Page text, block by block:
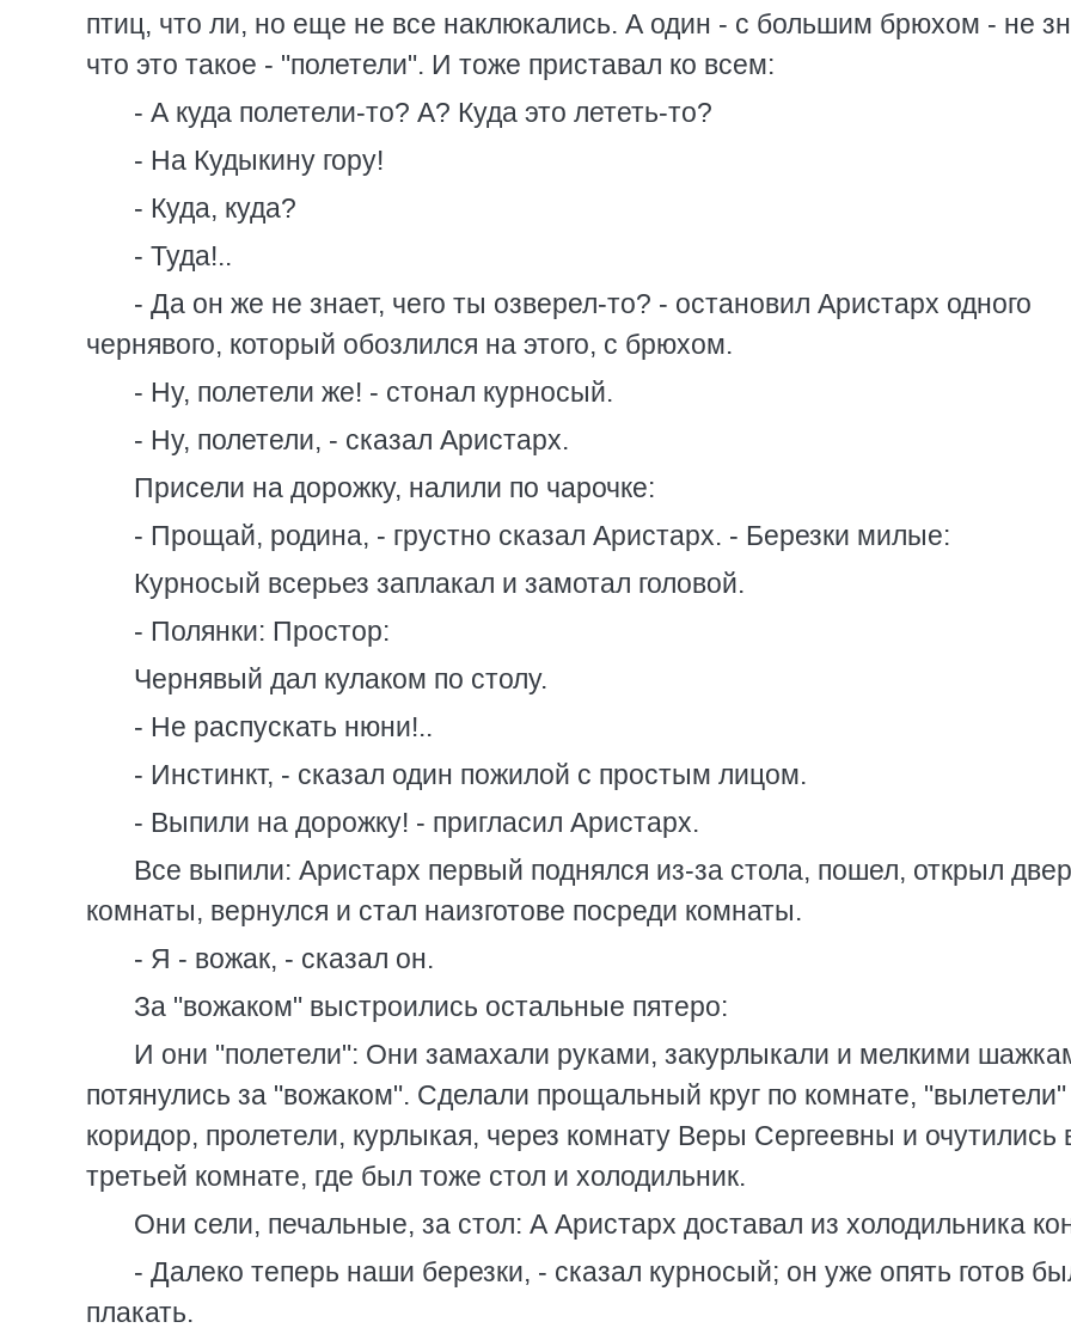
птиц, что ли, но еще не все наклюкались. А один - с большим брюхом - не
что это такое - "полетели". И тоже приставал ко всем:
- А куда полетели-то? А? Куда это лететь-то?
- На Кудыкину гору!
- Куда, куда?
- Туда!..
- Да он же не знает, чего ты озверел-то? - остановил Аристарх одного
чернявого, который обозлился на этого, с брюхом.
- Ну, полетели же! - стонал курносый.
- Ну, полетели, - сказал Аристарх.
Присели на дорожку, налили по чарочке:
- Прощай, родина, - грустно сказал Аристарх. - Березки милые:
Курносый всерьез заплакал и замотал головой.
- Полянки: Простор:
Чернявый дал кулаком по столу.
- Не распускать нюни!..
- Инстинкт, - сказал один пожилой с простым лицом.
- Выпили на дорожку! - пригласил Аристарх.
Все выпили: Аристарх первый поднялся из-за стола, пошел, открыл
комнаты, вернулся и стал наизготове посреди комнаты.
- Я - вожак, - сказал он.
За "вожаком" выстроились остальные пятеро:
И они "полетели": Они замахали руками, закурлыкали и мелкими
потянулись за "вожаком". Сделали прощальный круг по комнате, "вылетели"
коридор, пролетели, курлыкая, через комнату Веры Сергеевны и очутились
третьей комнате, где был тоже стол и холодильник.
Они сели, печальные, за стол: А Аристарх доставал из холодильника
- Далеко теперь наши березки, - сказал курносый; он уже опять готов
плакать.